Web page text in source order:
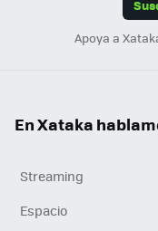
Apoya a
En Xataka
Streaming
Espacio